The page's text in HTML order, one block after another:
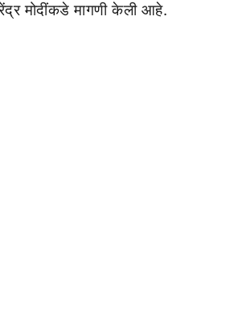
मोदींकडे मागणी केली आहे.